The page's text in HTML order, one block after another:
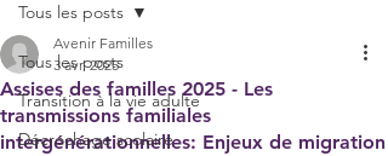
Tous les posts
Transition à la vie adulte
Décrochage scolaire
Tous les posts
Assises des familles 2025 - Les
transmissions familiales
intergénérationnelles: Enjeux de migration
Avenir Familles
3 avr. 2025